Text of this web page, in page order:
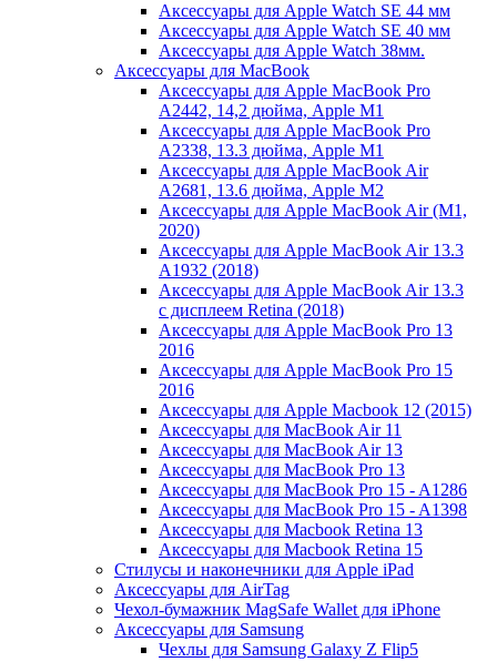
Аксессуары для Apple Watch SE 44 мм
Аксессуары для Apple Watch SE 40 мм
Аксессуары для Apple Watch 38мм.
Аксессуары для MacBook
Аксессуары для Apple MacBook Pro
A2442, 14,2 дюйма, Apple M1
Аксессуары для Apple MacBook Pro
A2338, 13.3 дюйма, Apple M1
Аксессуары для Apple MacBook Air
A2681, 13.6 дюйма, Apple M2
Аксессуары для Apple MacBook Air (M1,
2020)
Аксессуары для Apple MacBook Air 13.3
A1932 (2018)
Аксессуары для Apple MacBook Air 13.3
с дисплеем Retina (2018)
Аксессуары для Apple MacBook Pro 13
2016
Аксессуары для Apple MacBook Pro 15
2016
Аксессуары для Apple Macbook 12 (2015)
Аксессуары для MacBook Air 11
Аксессуары для MacBook Air 13
Аксессуары для MacBook Pro 13
Аксессуары для MacBook Pro 15 - A1286
Аксессуары для MacBook Pro 15 - A1398
Аксессуары для Macbook Retina 13
Аксессуары для Macbook Retina 15
Стилусы и наконечники для Apple iPad
Аксессуары для AirTag
Чехол-бумажник MagSafe Wallet для iPhone
Аксессуары для Samsung
Чехлы для Samsung Galaxy Z Flip5